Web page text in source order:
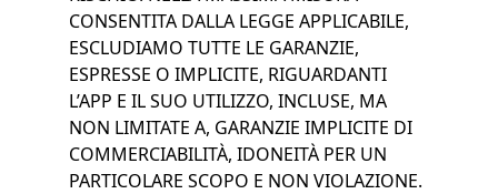
CONSENTITA DALLA LEGGE APPLICABILE,
ESCLUDIAMO TUTTE LE GARANZIE,
ESPRESSE O IMPLICITE, RIGUARDANTI
L’APP E IL SUO UTILIZZO, INCLUSE, MA
NON LIMITATE A, GARANZIE IMPLICITE DI
COMMERCIABILITÀ, IDONEITÀ PER UN
PARTICOLARE SCOPO E NON VIOLAZIONE.